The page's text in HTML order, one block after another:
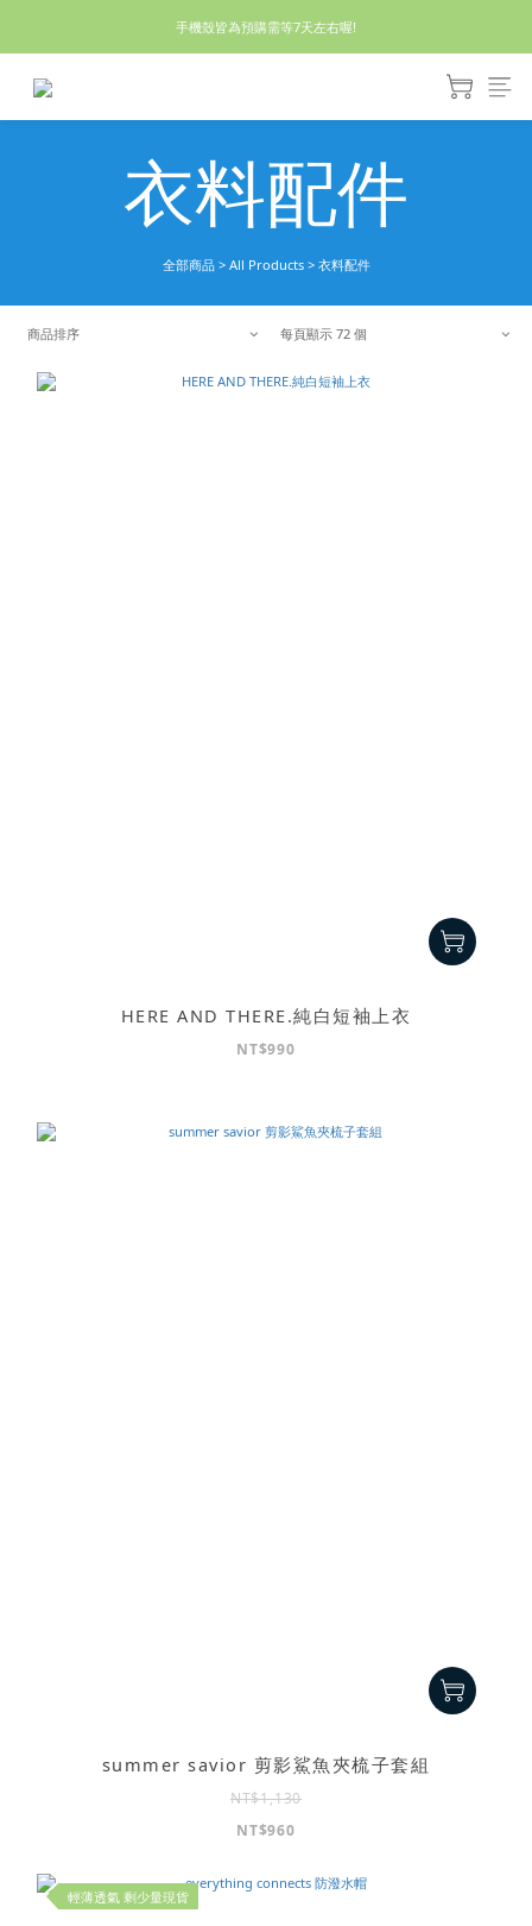
休假回來了!8/5恢復出貨₍˄•༝•˄₎◞✩
手機殼皆為預購需等7天左右喔!
亮綠澎澎夾棉立體相機包 預購中! 製作有點延遲預計八月中出貨
衣料配件
全部商品> All Products> 衣料配件
商品排序 每頁顯示 72 個
HERE AND THERE.純白短袖上衣
NT$990
summer savior 剪影鯊魚夾梳子套組
NT$1,130
NT$960
輕薄透氣 剩少量現貨